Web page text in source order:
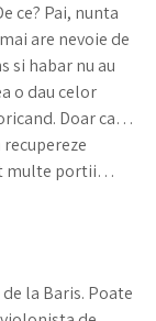
ce? Pai, nunta
are nevoie de
si habar nu au
o dau celor
Doar ca…
multe portii…
la Baris. Poate